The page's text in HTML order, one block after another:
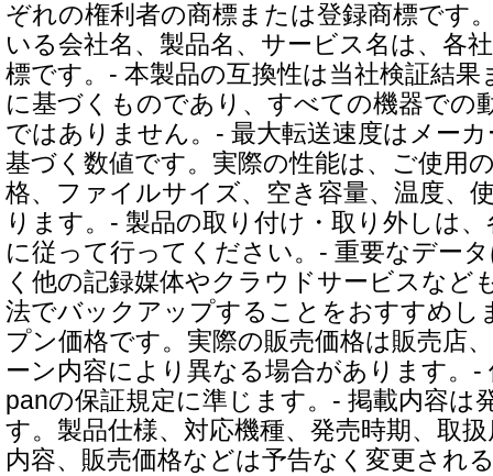
ぞれの権利者の商標または登録商標です
いる会社名、製品名、サービス名は、各
標です。- 本製品の互換性は当社検証結
に基づくものであり、すべての機器での
ではありません。- 最大転送速度はメー
基づく数値です。実際の性能は、ご使用
格、ファイルサイズ、空き容量、温度、
ります。- 製品の取り付け・取り外しは
に従って行ってください。- 重要なデー
く他の記録媒体やクラウドサービスなど
法でバックアップすることをおすすめし
プン価格です。実際の販売価格は販売店
ーン内容により異なる場合があります。-
panの保証規定に準じます。- 掲載内容は
す。製品仕様、対応機種、発売時期、取
内容、販売価格などは予告なく変更され